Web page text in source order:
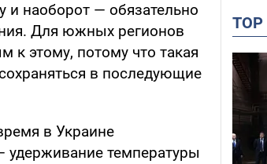
и наоборот — обязательно
Для южных регионов
к этому, потому что такая
в последующие
в Украине
температуры